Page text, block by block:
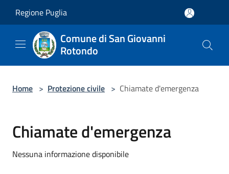
Regione Puglia
Comune di San Giovanni
Rotondo
Home > Protezione civile > Chiamate d'emergenza
Chiamate d'emergenza
Nessuna informazione disponibile